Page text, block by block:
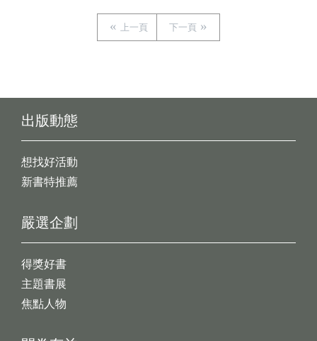
上一頁 下一頁
出版動態
想找好活動
新書特推薦
嚴選企劃
得獎好書
主題書展
焦點人物